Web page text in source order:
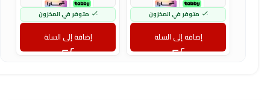
متوفر في المخزون
إضافة إلى السلة
متوفر في المخزون
إضافة إلى السلة